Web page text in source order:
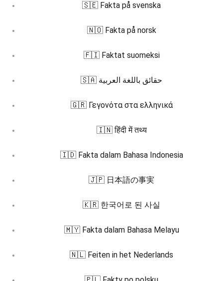
🇸🇪 Fakta på svenska
🇳🇴 Fakta på norsk
🇫🇮 Faktat suomeksi
🇸🇦 حقائق باللغة العربية
🇬🇷 Γεγονότα στα ελληνικά
🇮🇳 हिंदी में तथ्य
🇮🇩 Fakta dalam Bahasa Indonesia
🇯🇵 日本語の事実
🇰🇷 한국어로 된 사실
🇲🇾 Fakta dalam Bahasa Melayu
🇳🇱 Feiten in het Nederlands